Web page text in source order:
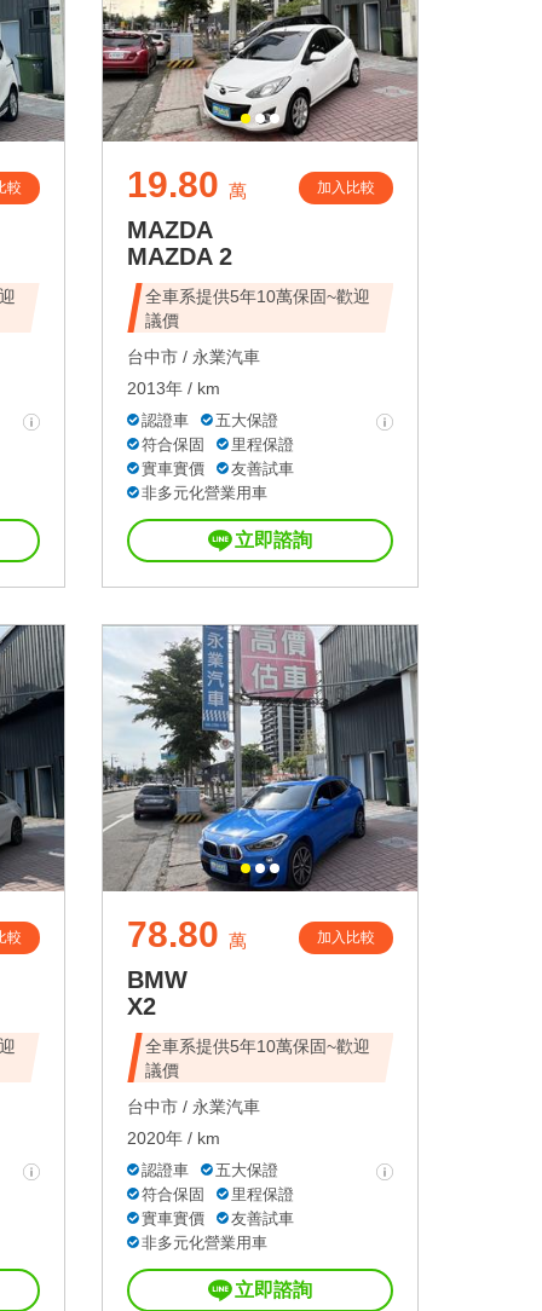
較 19.80 萬 加入比較
MAZDA
MAZDA 2
全車系提供5年10萬保固~歡迎
議價
台中市 / 永業汽車
2013年 / km
認證車
五大保證
符合保固
里程保證
實車實價
友善試車
非多元化營業用車
立即諮詢
較 78.80 萬 加入比較
BMW
X2
全車系提供5年10萬保固~歡迎
議價
台中市 / 永業汽車
2020年 / km
認證車
五大保證
符合保固
里程保證
實車實價
友善試車
非多元化營業用車
立即諮詢